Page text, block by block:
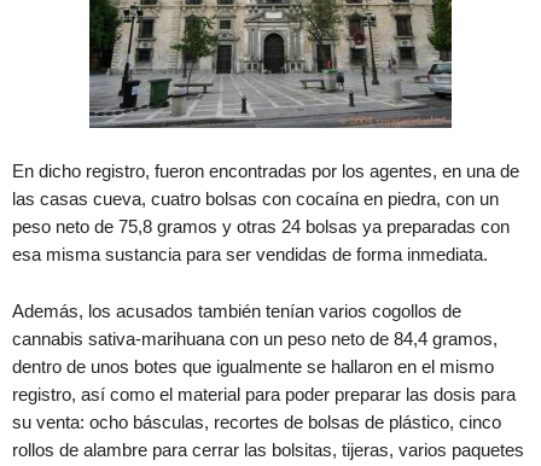
En dicho registro, fueron encontradas por los agentes, en una de
las casas cueva, cuatro bolsas con cocaína en piedra, con un
peso neto de 75,8 gramos y otras 24 bolsas ya preparadas con
esa misma sustancia para ser vendidas de forma inmediata.
Además, los acusados también tenían varios cogollos de
cannabis sativa-marihuana con un peso neto de 84,4 gramos,
dentro de unos botes que igualmente se hallaron en el mismo
registro, así como el material para poder preparar las dosis para
su venta: ocho básculas, recortes de bolsas de plástico, cinco
rollos de alambre para cerrar las bolsitas, tijeras, varios paquetes